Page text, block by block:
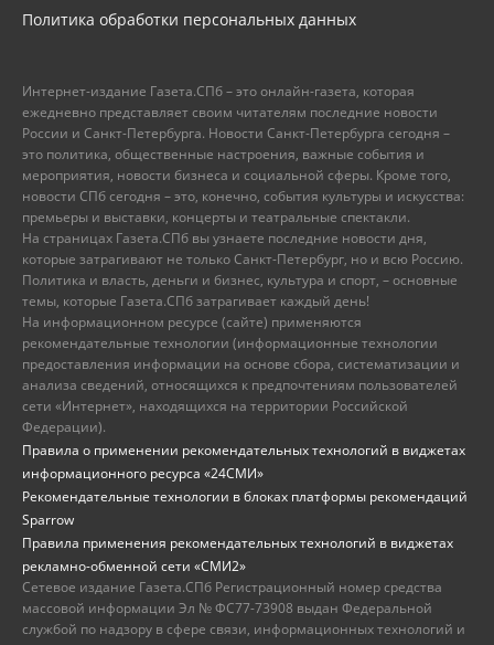
Политика обработки персональных данных
Интернет-издание Газета.СПб – это онлайн-газета, которая
ежедневно представляет своим читателям последние новости
России и Санкт-Петербурга. Новости Санкт-Петербурга сегодня –
это политика, общественные настроения, важные события и
мероприятия, новости бизнеса и социальной сферы. Кроме того,
новости СПб сегодня – это, конечно, события культуры и искусства:
премьеры и выставки, концерты и театральные спектакли.
На страницах Газета.СПб вы узнаете последние новости дня,
которые затрагивают не только Санкт-Петербург, но и всю Россию.
Политика и власть, деньги и бизнес, культура и спорт, – основные
темы, которые Газета.СПб затрагивает каждый день!
На информационном ресурсе (сайте) применяются
рекомендательные технологии (информационные технологии
предоставления информации на основе сбора, систематизации и
анализа сведений, относящихся к предпочтениям пользователей
сети «Интернет», находящихся на территории Российской
Федерации).
Правила о применении рекомендательных технологий в виджетах
информационного ресурса «24СМИ»
Рекомендательные технологии в блоках платформы рекомендаций
Sparrow
Правила применения рекомендательных технологий в виджетах
рекламно-обменной сети «СМИ2»
Сетевое издание Газета.СПб Регистрационный номер средства
массовой информации Эл № ФС77-73908 выдан Федеральной
службой по надзору в сфере связи, информационных технологий и